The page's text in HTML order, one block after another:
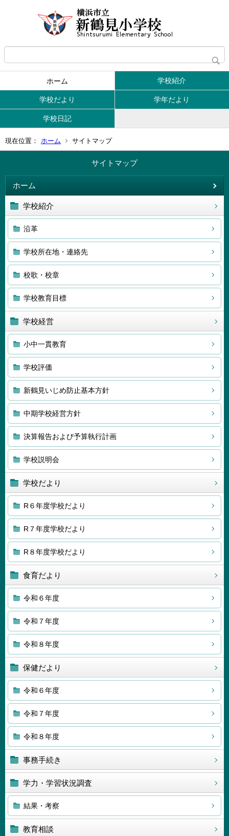
ホーム 学校紹介
学校だより 学年だより
学校日記
現在位置： ホーム サイトマップ
サイトマップ
ホーム
学校紹介
沿革
学校所在地・連絡先
校歌・校章
学校教育目標
学校経営
小中一貫教育
学校評価
新鶴見いじめ防止基本方針
中期学校経営方針
決算報告および予算執行計画
学校説明会
学校だより
R６年度学校だより
R７年度学校だより
R８年度学校だより
食育だより
令和６年度
令和７年度
令和８年度
保健だより
令和６年度
令和７年度
令和８年度
事務手続き
学力・学習状況調査
結果・考察
教育相談